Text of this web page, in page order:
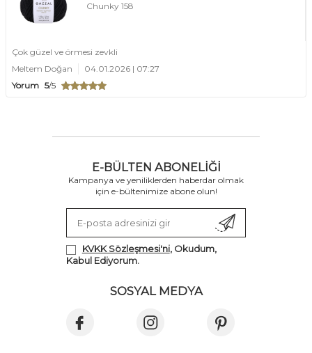
Chunky 158
Çok güzel ve örmesi zevkli
Meltem Doğan
04.01.2026 | 07:27
Yorum 5/5
E-BÜLTEN ABONELIĞI
Kampanya ve yeniliklerden haberdar olmak
için e-bültenimize abone olun!
KVKK Sözleşmesi'ni, Okudum,
Kabul Ediyorum.
SOSYAL MEDYA